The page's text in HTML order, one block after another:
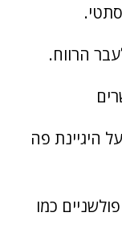
הרווח.
היגיינת פה
כמו